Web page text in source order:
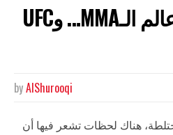
نتفليكس تدخل عالم الـMMA… وUFC
byAlShurooqi
هناك لحظات تشعر فيها أن